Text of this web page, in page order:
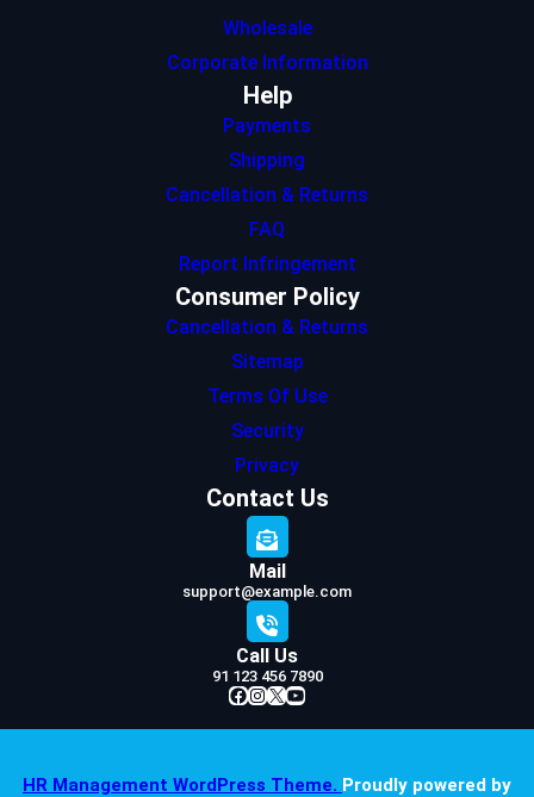
Wholesale
Corporate Information
Help
Payments
Shipping
Cancellation & Returns
FAQ
Report Infringement
Consumer Policy
Cancellation & Returns
Sitemap
Terms Of Use
Security
Privacy
Contact Us
Mail
support@example.com
Call Us
91 123 456 7890
Facebook InstagramX YouTube
HR Management WordPress Theme. Proudly powered by